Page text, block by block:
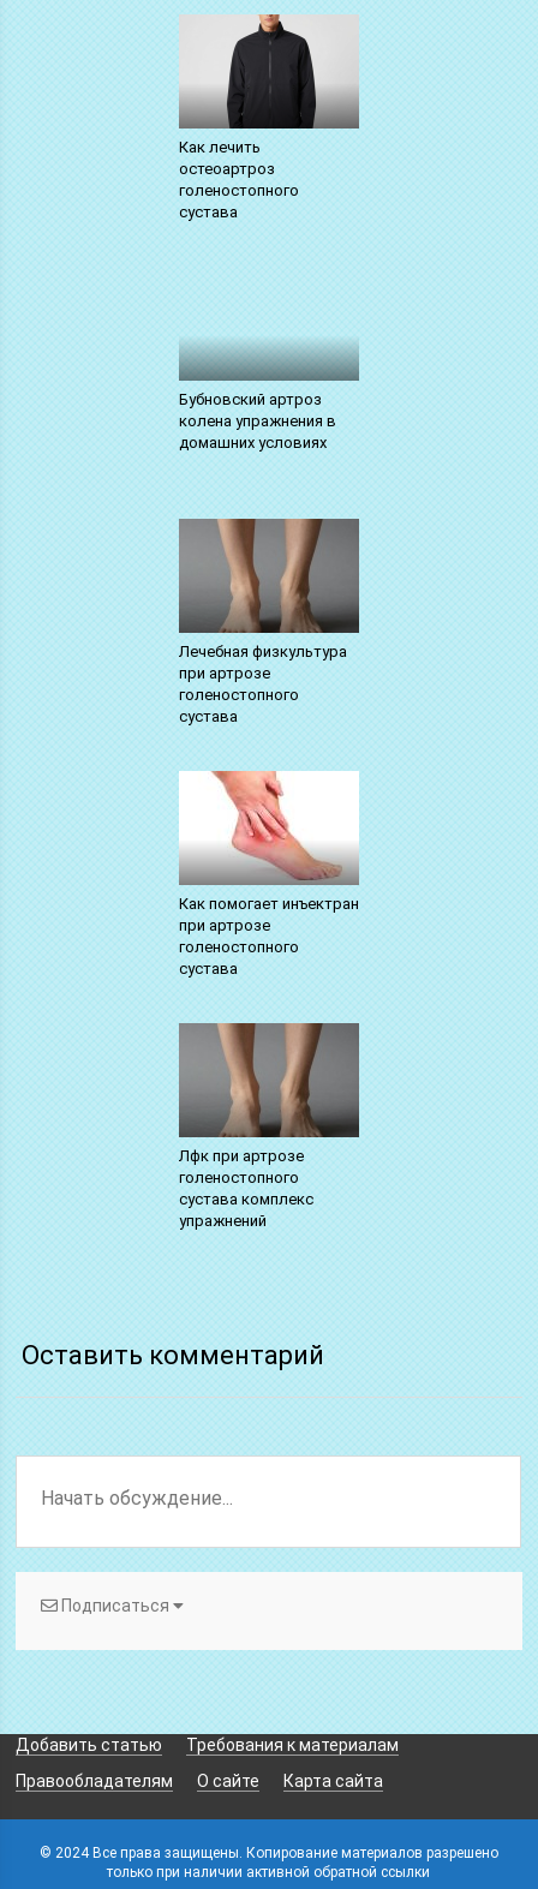
Как лечить
остеоартроз
голеностопного
сустава
Бубновский артроз
колена упражнения в
домашних условиях
Лечебная физкультура
при артрозе
голеностопного
сустава
Как помогает инъектран
при артрозе
голеностопного
сустава
Лфк при артрозе
голеностопного
сустава комплекс
упражнений
Оставить комментарий
Подписаться
Добавить статью
Требования к материалам
Правообладателям
О сайте Карта сайта
© 2024 Все права защищены. Копирование материалов разрешено
только при наличии активной обратной ссылки